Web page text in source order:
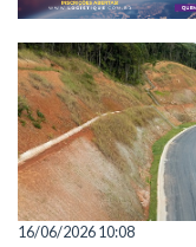
16/06/2026 10:08